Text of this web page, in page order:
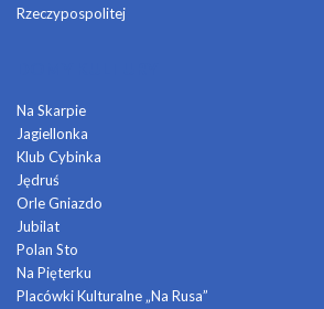
Rzeczypospolitej
Na Skarpie
Jagiellonka
Klub Cybinka
Jędruś
Orle Gniazdo
Jubilat
Polan Sto
Na Pięterku
Placówki Kulturalne „Na Rusa”